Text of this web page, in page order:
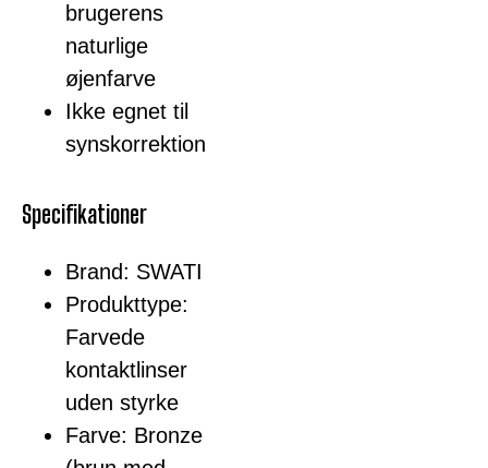
brugerens
naturlige
øjenfarve
Ikke egnet til
synskorrektion
Specifikationer
Brand: SWATI
Produkttype:
Farvede
kontaktlinser
uden styrke
Farve: Bronze